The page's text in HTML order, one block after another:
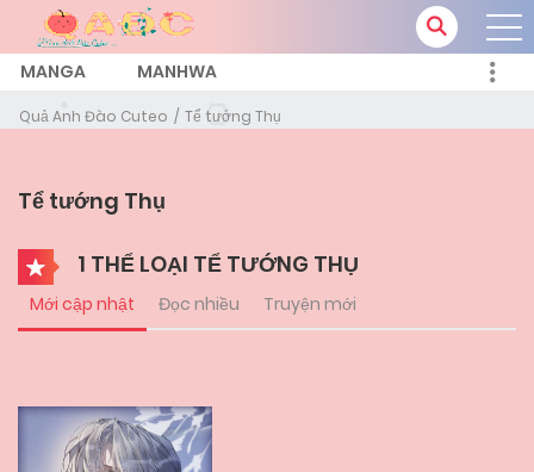
MANGA MANHWA
Quả Anh Đào Cuteo Tể tướng Thụ
Tể tướng Thụ
1 THỂ LOẠI TỂ TƯỚNG THỤ
Mới cập nhật Đọc nhiều Truyện mới